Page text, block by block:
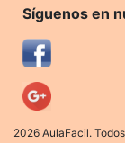
Síguenos en
2026 AulaFacil.